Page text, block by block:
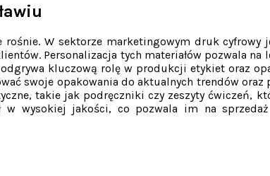
W sektorze marketingowym druk cyfrowy
Personalizacja tych materiałów pozwala na
kluczową rolę w produkcji etykiet oraz
swoje opakowania do aktualnych trendów oraz
takie jak podręczniki czy zeszyty ćwiczeń,
wysokiej jakości, co pozwala im na